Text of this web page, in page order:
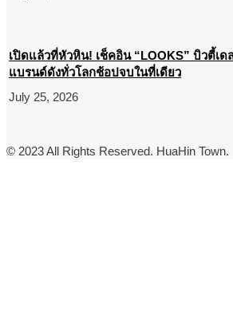
เปิดแล้วที่หัวหิน! เช็คอิน “LOOKS” บิวตี้เด
แบรนด์ดังทั่วโลกช้อปจบในที่เดียว
July 25, 2026
© 2023 All Rights Reserved. HuaHin Town.